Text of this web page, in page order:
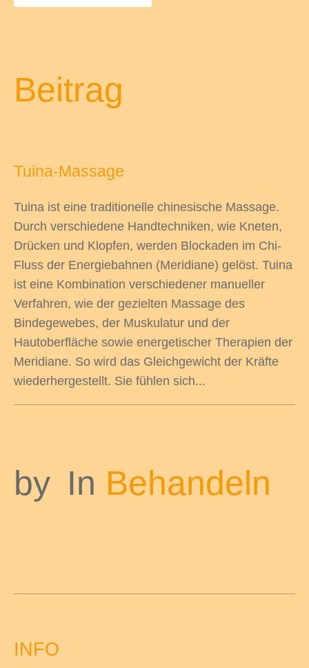
Beitrag
Tuina-Massage
Tuina ist eine traditionelle chinesische Massage.
Durch verschiedene Handtechniken, wie Kneten,
Drücken und Klopfen, werden Blockaden im Chi-
Fluss der Energiebahnen (Meridiane) gelöst. Tuina
ist eine Kombination verschiedener manueller
Verfahren, wie der gezielten Massage des
Bindegewebes, der Muskulatur und der
Hautoberfläche sowie energetischer Therapien der
Meridiane. So wird das Gleichgewicht der Kräfte
wiederhergestellt. Sie fühlen sich...
by In Behandeln
INFO